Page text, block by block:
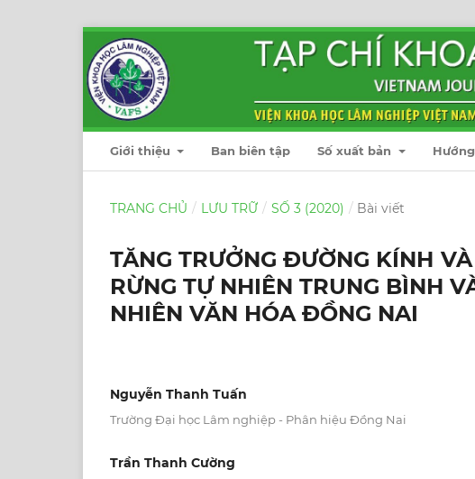
Giới thiệu Ban biên tập Số xuất bản
TRANG CHỦ / LƯU TRỮ / SỐ 3 (2020) / Bài viết
TĂNG TRƯỞNG ĐƯỜNG KÍNH
RỪNG TỰ NHIÊN TRUNG BÌNH
NHIÊN VĂN HÓA ĐỒNG NAI
Nguyễn Thanh Tuấn
Trường Đại học Lâm nghiệp - Phân hiệu Đồng Nai
Trần Thanh Cường